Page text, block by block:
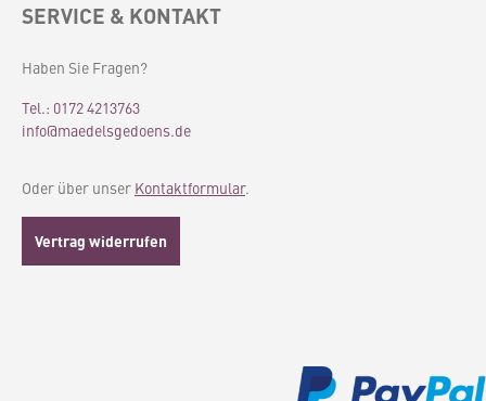
hat die aktuelle Charge
deutlich mehr Blauanteile.
Durchmesser, Höhe
8cmFassungsvermögen: 250
ml Material: Steingut
SERVICE & KONTAKT
Haben Sie Fragen?
Tel.: 0172 4213763
info@maedelsgedoens.de
Oder über unser Kontaktformular.
Vertrag widerrufen